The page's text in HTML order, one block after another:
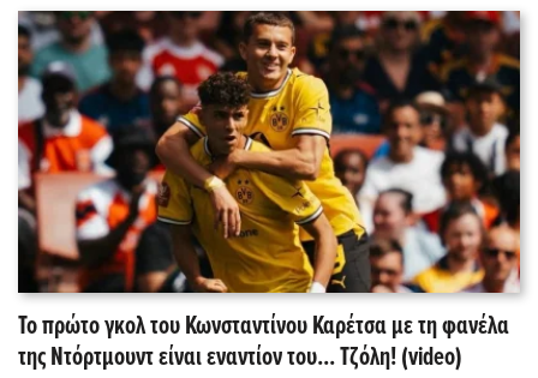
Το πρώτο γκολ του Κωνσταντίνου Καρέτσα με τη φανέλα
της Ντόρτμουντ είναι εναντίον του... Τζόλη! (video)